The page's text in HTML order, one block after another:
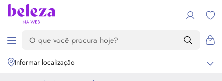
Informar localização